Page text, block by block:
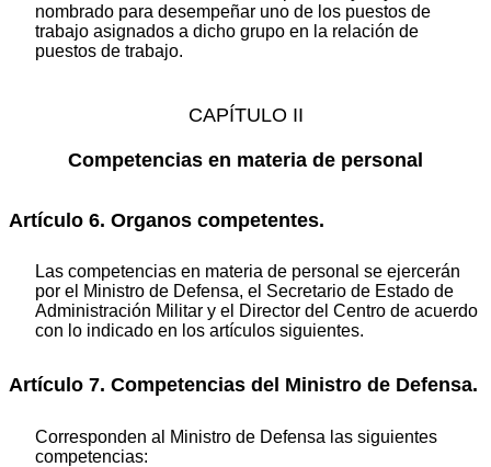
nombrado para desempeñar uno de los puestos de
trabajo asignados a dicho grupo en la relación de
puestos de trabajo.
CAPÍTULO II
Competencias en materia de personal
Artículo 6. Organos competentes.
Las competencias en materia de personal se ejercerán
por el Ministro de Defensa, el Secretario de Estado de
Administración Militar y el Director del Centro de acuerdo
con lo indicado en los artículos siguientes.
Artículo 7. Competencias del Ministro de Defensa.
Corresponden al Ministro de Defensa las siguientes
competencias: